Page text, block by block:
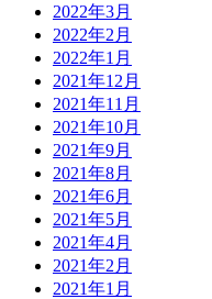
2022年3月
2022年2月
2022年1月
2021年12月
2021年11月
2021年10月
2021年9月
2021年8月
2021年6月
2021年5月
2021年4月
2021年2月
2021年1月